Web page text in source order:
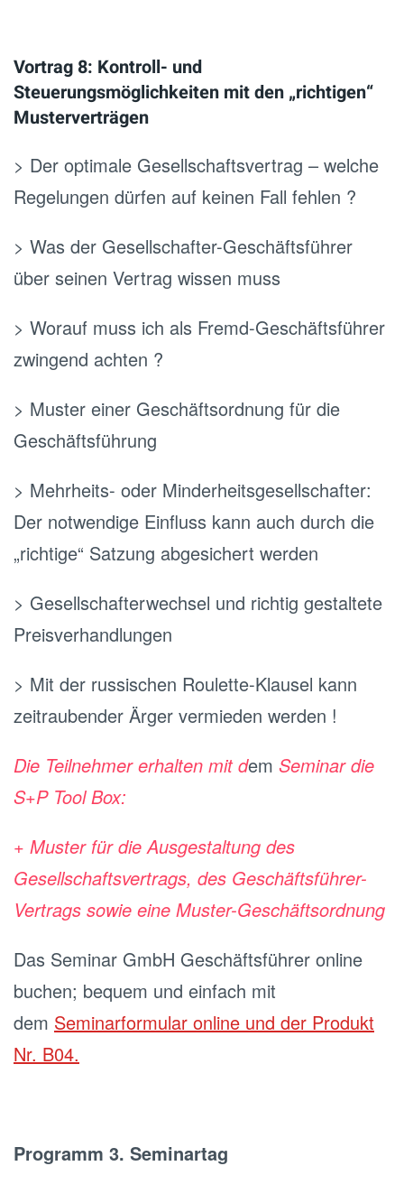
Vortrag 8: Kontroll- und
Steuerungsmöglichkeiten mit den „richtigen“
Musterverträgen
> Der optimale Gesellschaftsvertrag – welche
Regelungen dürfen auf keinen Fall fehlen ?
> Was der Gesellschafter-Geschäftsführer
über seinen Vertrag wissen muss
> Worauf muss ich als Fremd-Geschäftsführer
zwingend achten ?
> Muster einer Geschäftsordnung für die
Geschäftsführung
> Mehrheits- oder Minderheitsgesellschafter:
Der notwendige Einfluss kann auch durch die
„richtige“ Satzung abgesichert werden
> Gesellschafterwechsel und richtig gestaltete
Preisverhandlungen
> Mit der russischen Roulette-Klausel kann
zeitraubender Ärger vermieden werden !
Die Teilnehmer erhalten mit dem Seminar die
S+P Tool Box:
+ Muster für die Ausgestaltung des
Gesellschaftsvertrags, des Geschäftsführer-
Vertrags sowie eine Muster-Geschäftsordnung
Das Seminar GmbH Geschäftsführer online
buchen; bequem und einfach mit
dem Seminarformular online und der Produkt
Nr. B04.
Programm 3. Seminartag